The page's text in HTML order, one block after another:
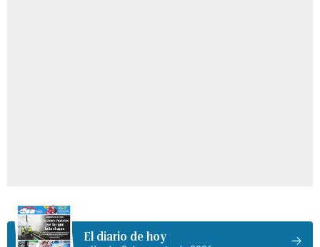
El diario de hoy